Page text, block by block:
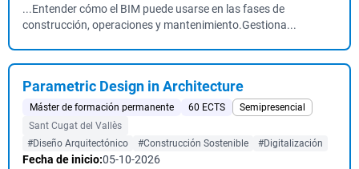
...Entender cómo el BIM puede usarse en las fases de
construcción, operaciones y mantenimiento.Gestiona...
Parametric Design in Architecture
Máster de formación permanente 60 ECTS
Semipresencial
Sant Cugat del Vallès
#Diseño Arquitectónico
#Construcción Sostenible #Digitalización
Fecha de inicio:05-10-2026